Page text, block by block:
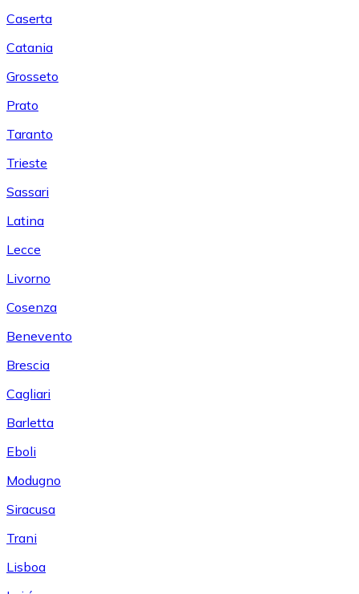
Caserta
Catania
Grosseto
Prato
Taranto
Trieste
Sassari
Latina
Lecce
Livorno
Cosenza
Benevento
Brescia
Cagliari
Barletta
Eboli
Modugno
Siracusa
Trani
Lisboa